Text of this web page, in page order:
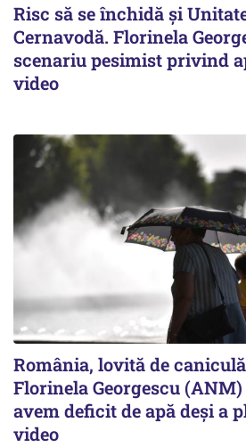
Risc să se închidă și
Cernavodă. Florinela
scenariu pesimist privind
video
România, lovită de
Florinela Georgescu
avem deficit de apă deși a
video